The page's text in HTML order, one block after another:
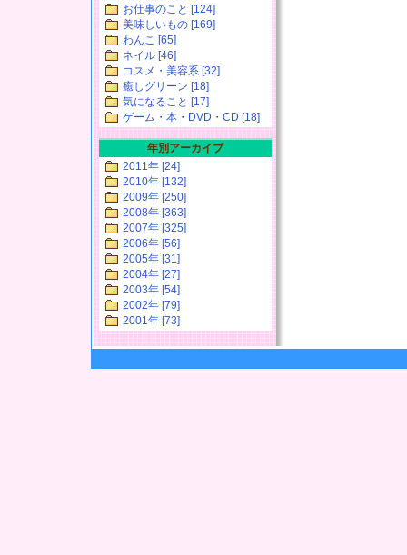
お仕事のこと [124]
美味しいもの [169]
わんこ [65]
ネイル [46]
コスメ・美容系 [32]
癒しグリーン [18]
気になること [17]
ゲーム・本・DVD・CD [18]
年別アーカイブ
2011年 [24]
2010年 [132]
2009年 [250]
2008年 [363]
2007年 [325]
2006年 [56]
2005年 [31]
2004年 [27]
2003年 [54]
2002年 [79]
2001年 [73]